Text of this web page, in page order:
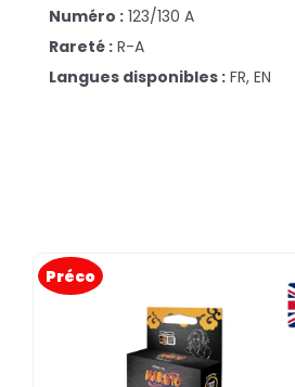
Numéro : 123/130 A
Rareté : R-A
Langues disponibles : FR, EN
Préco